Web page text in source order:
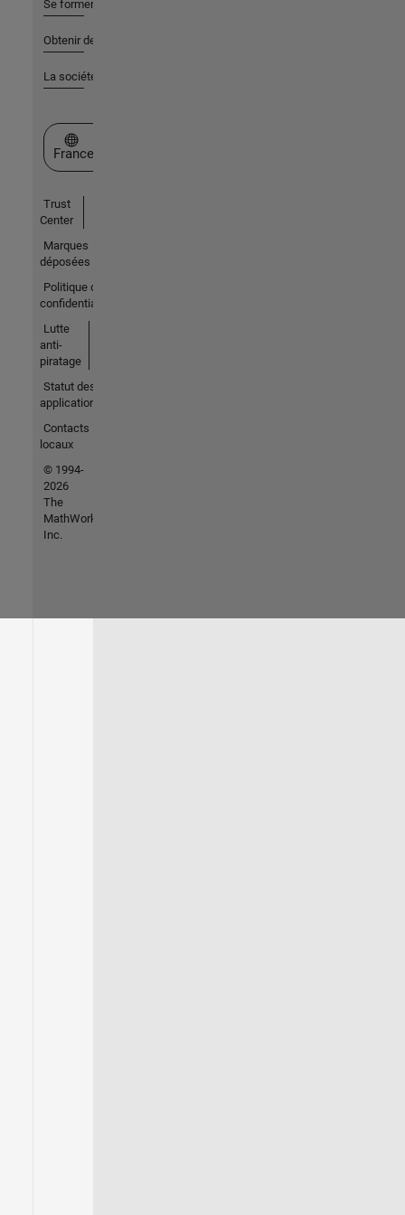
Se former
Obtenir de l'aide
La société
Sélectionner un site web
France
Trust
Center
Marques
déposées
Politique de
confidentialité
Lutte
anti-
piratage
Statut des
applications
Contacts
locaux
© 1994-
2026
The
MathWorks,
Inc.